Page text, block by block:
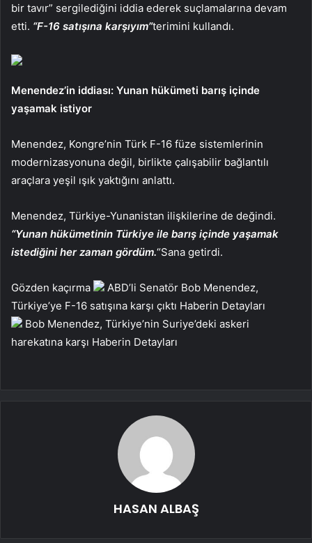
bir tavır” sergilediğini iddia ederek suçlamalarına devam
etti. “F-16 satışına karşıyım”terimini kullandı.
Menendez’in iddiası: Yunan hükümeti barış içinde
yaşamak istiyor
Menendez, Kongre’nin Türk F-16 füze sistemlerinin
modernizasyonuna değil, birlikte çalışabilir bağlantılı
araçlara yeşil ışık yaktığını anlattı.
Menendez, Türkiye-Yunanistan ilişkilerine de değindi.
“Yunan hükümetinin Türkiye ile barış içinde yaşamak
istediğini her zaman gördüm.“Sana getirdi.
Gözden kaçırma
ABD’li Senatör Bob Menendez,
Türkiye’ye F-16 satışına karşı çıktı Haberin Detayları
Bob Menendez, Türkiye’nin Suriye’deki askeri
harekatına karşı Haberin Detayları
HASAN ALBAŞ